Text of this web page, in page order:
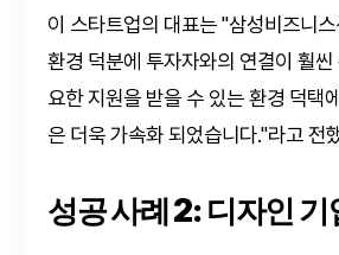
이 스타트업의 대표는 "삼성비즈니
환경 덕분에 투자자와의 연결이 훨씬
요한 지원을 받을 수 있는 환경 덕택
은 더욱 가속화 되었습니다."라고 전
성공 사례 2: 디자인 기